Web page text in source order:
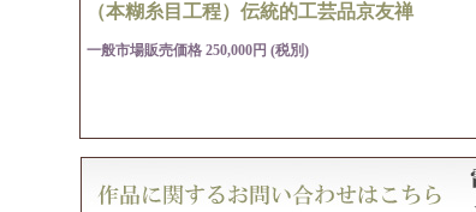
（本糊糸目工程）伝統的工芸品京友禅
一般市場販売価格 250,000円 (税別)